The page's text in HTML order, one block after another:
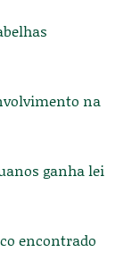
na
ganha lei
encontrado